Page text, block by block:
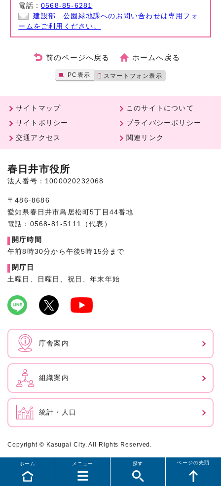
電話：0568-85-6281
建設部 公園緑地課へのお問い合わせは専用フォ
ームをご利用ください。
前のページへ戻る ホームへ戻る
PC表示 スマートフォン表示
メニュー
ホーム 探す ページの先頭
サイトマップ
このサイトについて
サイトポリシー
プライバシーポリシー
交通アクセス
関連リンク
春日井市役所
法人番号：1000020232068
〒486-8686
愛知県春日井市鳥居松町5丁目44番地
電話：0568-81-5111（代表）
開庁時間
午前8時30分から午後5時15分まで
閉庁日
土曜日、日曜日、祝日、年末年始
庁舎案内
組織案内
統計・人口
Copyright © Kasugai City. All Rights Reserved.